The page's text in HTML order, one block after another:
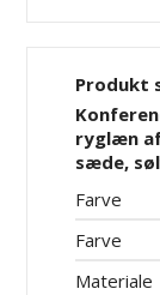
Produkt
ryglæn
sæde,
Farve
Farve
Materiale